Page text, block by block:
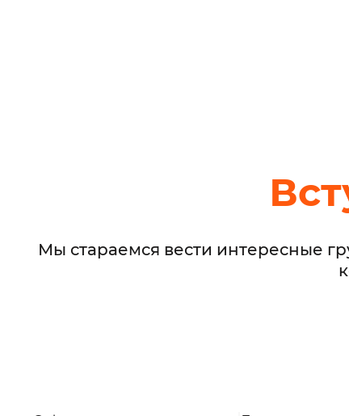
Мы стараемся вести интересные